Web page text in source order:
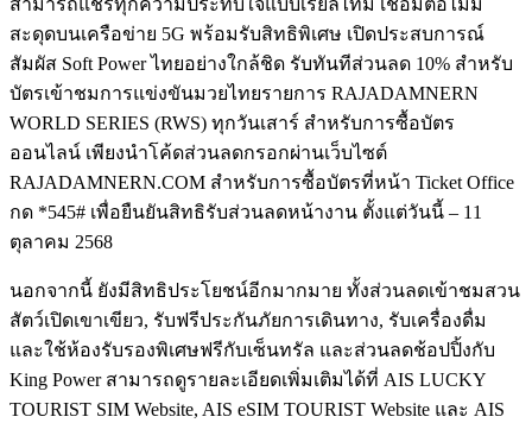
สามารถแชร์ทุกความประทับใจแบบเรียลไทม์ เชื่อมต่อไม่มี
สะดุดบนเครือข่าย 5G พร้อมรับสิทธิพิเศษ เปิดประสบการณ์
สัมผัส Soft Power ไทยอย่างใกล้ชิด รับทันทีส่วนลด 10% สำหรับ
บัตรเข้าชมการแข่งขันมวยไทยรายการ RAJADAMNERN
WORLD SERIES (RWS) ทุกวันเสาร์ สำหรับการซื้อบัตร
ออนไลน์ เพียงนำโค้ดส่วนลดกรอกผ่านเว็บไซต์
RAJADAMNERN.COM สำหรับการซื้อบัตรที่หน้า Ticket Office
กด *545# เพื่อยืนยันสิทธิรับส่วนลดหน้างาน ตั้งแต่วันนี้ – 11
ตุลาคม 2568
นอกจากนี้ ยังมีสิทธิประโยชน์อีกมากมาย ทั้งส่วนลดเข้าชมสวน
สัตว์เปิดเขาเขียว, รับฟรีประกันภัยการเดินทาง, รับเครื่องดื่ม
และใช้ห้องรับรองพิเศษฟรีกับเซ็นทรัล และส่วนลดช้อปปิ้งกับ
King Power สามารถดูรายละเอียดเพิ่มเติมได้ที่ AIS LUCKY
TOURIST SIM Website, AIS eSIM TOURIST Website และ AIS